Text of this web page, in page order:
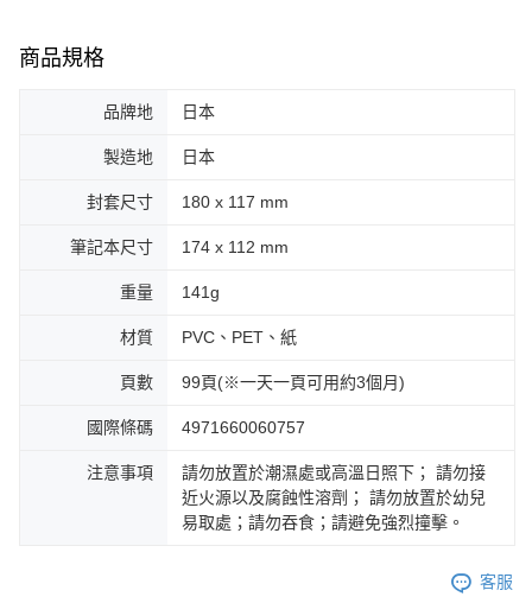
商品規格
品牌地 日本
製造地 日本
封套尺寸 180 x 117 mm
筆記本尺寸 174 x 112 mm
重量 141g
材質 PVC、PET、紙
頁數 99頁(※一天一頁可用約3個月)
國際條碼 4971660060757
注意事項
請勿放置於潮濕處或高溫日照下； 請勿接
近火源以及腐蝕性溶劑； 請勿放置於幼兒
易取處；請勿吞食；請避免強烈撞擊。
客服